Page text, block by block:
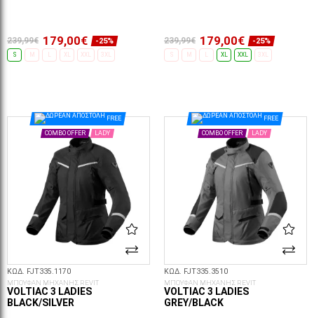
239,99€ 179,00€ -25%
S M L XL XXL 3XL
239,99€ 179,00€ -25%
S M L XL XXL 3XL
FREE
COMBO OFFER LADY
ΚΩΔ. FJT335.1170
ΜΠΟΥΦΑΝ ΜΗΧΑΝΗΣ REVIT
VOLTIAC 3 LADIES
BLACK/SILVER
FREE
COMBO OFFER LADY
ΚΩΔ. FJT335.3510
ΜΠΟΥΦΑΝ ΜΗΧΑΝΗΣ REVIT
VOLTIAC 3 LADIES
GREY/BLACK